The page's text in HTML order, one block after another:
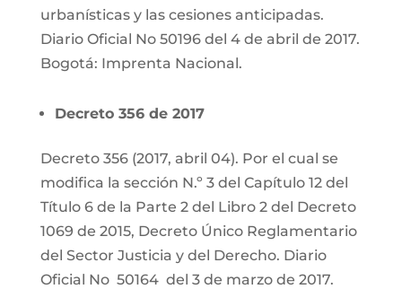
urbanísticas y las cesiones anticipadas.
Diario Oficial No 50196 del 4 de abril de 2017.
Bogotá: Imprenta Nacional.
Decreto 356 de 2017
Decreto 356 (2017, abril 04). Por el cual se
modifica la sección N.º 3 del Capítulo 12 del
Título 6 de la Parte 2 del Libro 2 del Decreto
1069 de 2015, Decreto Único Reglamentario
del Sector Justicia y del Derecho. Diario
Oficial No 50164 del 3 de marzo de 2017.